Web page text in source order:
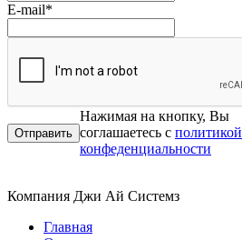
E-mail*
Нажимая на кнопку, Вы
соглашаетесь с политикой
конфеденциальности
Компания Джи Ай Системз
Главная